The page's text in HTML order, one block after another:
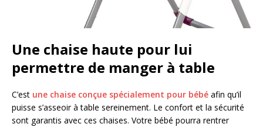
Une chaise haute pour lui
permettre de manger à table
C’est une chaise conçue spécialement pour bébé afin qu’il
puisse s’asseoir à table sereinement. Le confort et la sécurité
sont garantis avec ces chaises. Votre bébé pourra rentrer